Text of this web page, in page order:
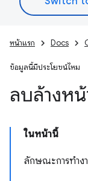
หน้าแรก Docs
ข้อมูลนี้มีประโยชน์ไหม
ลบล้างห
ในหน้านี้
ลักษณะการทำง